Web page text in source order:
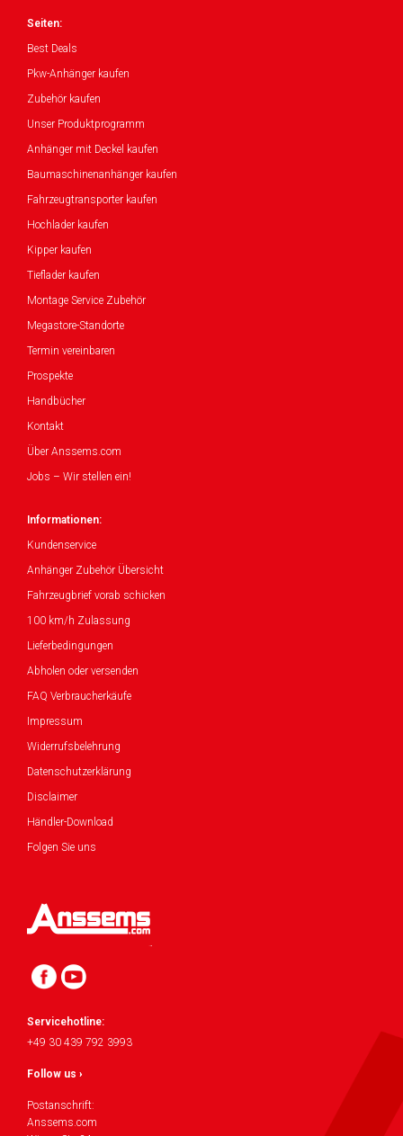
Seiten:
Best Deals
Pkw-Anhänger kaufen
Zubehör kaufen
Unser Produktprogramm
Anhänger mit Deckel kaufen
Baumaschinenanhänger kaufen
Fahrzeugtransporter kaufen
Hochlader kaufen
Kipper kaufen
Tieflader kaufen
Montage Service Zubehör
Megastore-Standorte
Termin vereinbaren
Prospekte
Handbücher
Kontakt
Über Anssems.com
Jobs – Wir stellen ein!
Informationen:
Kundenservice
Anhänger Zubehör Übersicht
Fahrzeugbrief vorab schicken
100 km/h Zulassung
Lieferbedingungen
Abholen oder versenden
FAQ Verbraucherkäufe
Impressum
Widerrufsbelehrung
Datenschutzerklärung
Disclaimer
Händler-Download
Folgen Sie uns
Servicehotline:
+49 30 439 792 3993
Follow us ›
Postanschrift:
Anssems.com